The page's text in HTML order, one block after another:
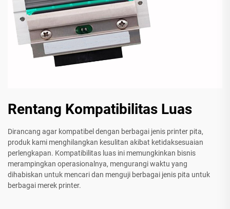
Rentang Kompatibilitas Luas
Dirancang agar kompatibel dengan berbagai jenis printer pita,
produk kami menghilangkan kesulitan akibat ketidaksesuaian
perlengkapan. Kompatibilitas luas ini memungkinkan bisnis
merampingkan operasionalnya, mengurangi waktu yang
dihabiskan untuk mencari dan menguji berbagai jenis pita untuk
berbagai merek printer.